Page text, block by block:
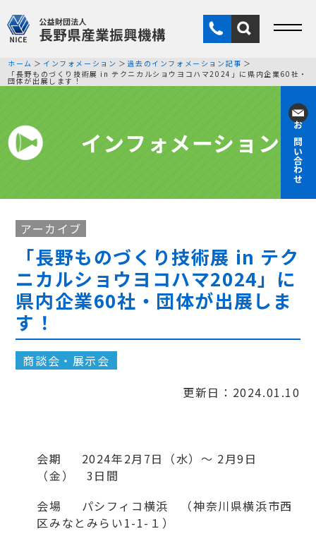
お問い合わせ
ホーム インフォメーション
過去のインフォメーション記事
「長野ものづくり技術展 in テクニカルショウヨコハマ2024」に県内企業60社・
団体が出展します！
インフォメーション
アーカイブ
「長野ものづくり技術展 in テク
ニカルショウヨコハマ2024」に
県内企業60社・団体が出展しま
す！
商談会・展示会
更新日：2024.01.10
会期 2024年2月7日（水）～ 2月9日
（金） 3日間
会場 パシフィコ横浜 （神奈川県横浜市西
区みなとみらい1-1-１）